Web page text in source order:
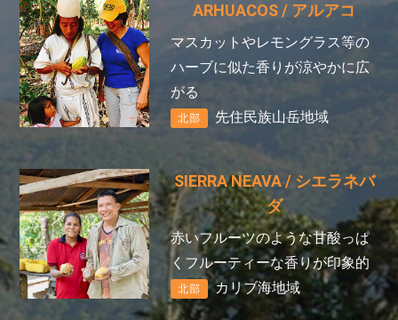
ARHUACOS/ アルアコ
マスカットやレモングラス等の
ハーブに似た香りが涼やかに広
がる
北部 先住民族山岳地域
SIERRA NEAVA/ シエラネバ
ダ
赤いフルーツのような甘酸っぱ
くフルーティーな香りが印象的
北部 カリブ海地域